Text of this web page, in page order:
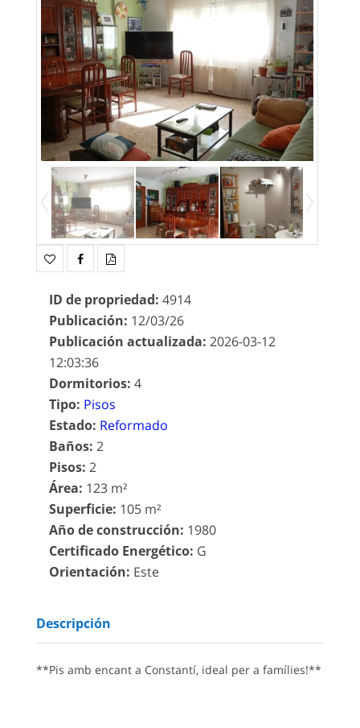
ID de propriedad: 4914
Publicación: 12/03/26
Publicación actualizada: 2026-03-12
12:03:36
Dormitorios: 4
Tipo: Pisos
Estado: Reformado
Baños: 2
Pisos: 2
Área: 123 m²
Superficie: 105 m²
Año de construcción: 1980
Certificado Energético: G
Orientación: Este
Descripción
**Pis amb encant a Constantí, ideal per a famílies!**